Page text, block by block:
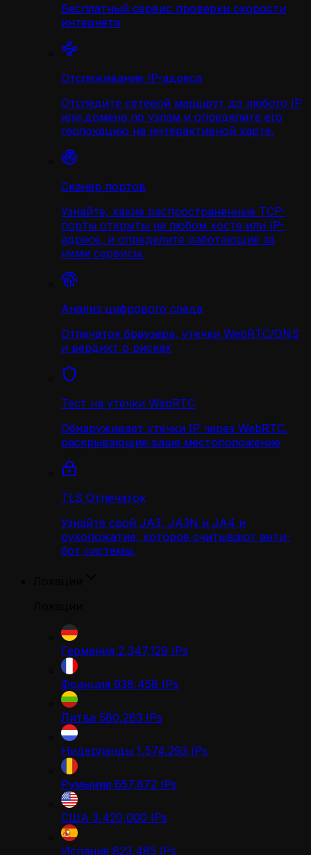
Бесплатный сервис проверки скорости
интернета
Отслеживание IP-адреса
Отследите сетевой маршрут до любого IP
или домена по узлам и определите его
геолокацию на интерактивной карте.
Сканер портов
Узнайте, какие распространённые TCP-
порты открыты на любом хосте или IP-
адресе, и определите работающие за
ними сервисы.
Анализ цифрового следа
Отпечаток браузера, утечки WebRTC/DNS
и вердикт о рисках
Тест на утечки WebRTC
Обнаруживает утечки IP через WebRTC,
раскрывающие ваше местоположение
TLS Отпечаток
Узнайте свой JA3, JA3N и JA4 и
рукопожатие, которое считывают анти-
бот системы.
Германия 2,347,129 IPs
Франция 938,458 IPs
Литва 580,283 IPs
Нидерланды 1,574,293 IPs
Румыния 657,872 IPs
США 3,420,000 IPs
Испания 823,485 IPs